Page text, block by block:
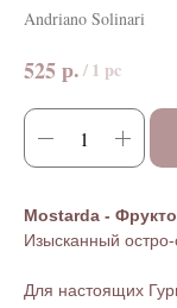
Andriano Solinari
525р./1 pc
Mostarda -
Изысканный
Для настоящих